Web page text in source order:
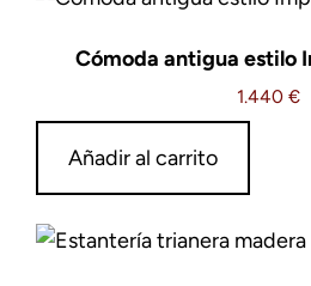
Cómoda antigua estilo
1.440 €
Añadir al carrito